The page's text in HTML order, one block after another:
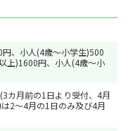
、小人(4歳～小学生)500
上)1600円、小人(4歳～小
カ月前の1日より受付、4月
2～4月の1日のみ及び4月